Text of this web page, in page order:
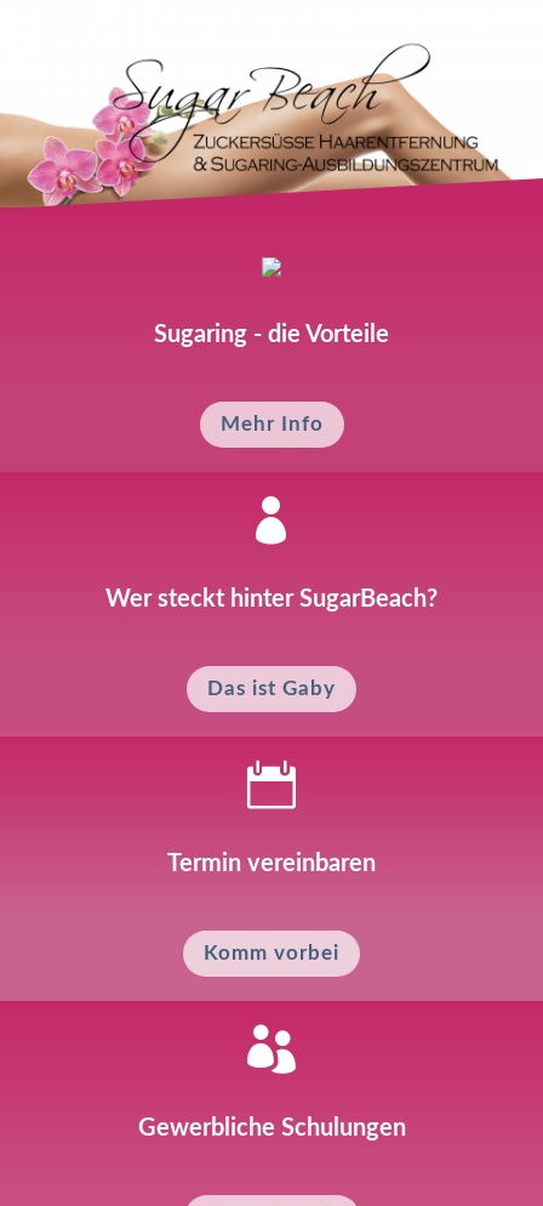
Sugaring - die Vorteile
Mehr Info

Wer steckt hinter SugarBeach?
Das ist Gaby

Termin vereinbaren
Komm vorbei

Gewerbliche Schulungen